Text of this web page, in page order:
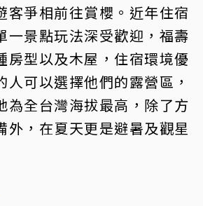
客爭相前往賞櫻。近年住宿
一景點玩法深受歡迎，福壽
房型以及木屋，住宿環境優
人可以選擇他們的露營區，
為全台灣海拔最高，除了方
外，在夏天更是避暑及觀星